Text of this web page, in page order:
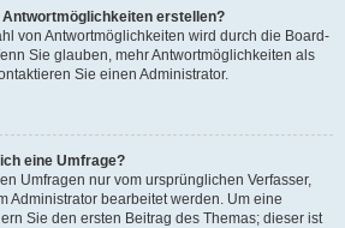
erstellen?
von Antwortmöglichkeiten wird durch die Board-
Sie glauben, mehr Antwortmöglichkeiten als
Sie einen Administrator.
eine Umfrage?
Umfragen nur vom ursprünglichen Verfasser,
Administrator bearbeitet werden. Um eine
Sie den ersten Beitrag des Themas; dieser ist